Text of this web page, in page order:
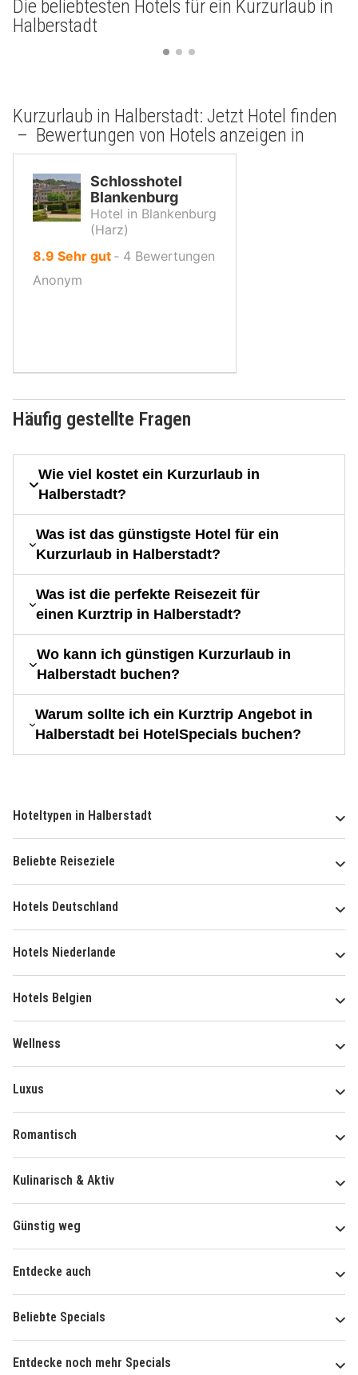
Die beliebtesten Hotels für ein Kurzurlaub in
Halberstadt
Kurzurlaub in Halberstadt: Jetzt Hotel finden
– Bewertungen von Hotels anzeigen in
Schlosshotel
Blankenburg
Hotel in Blankenburg
(Harz)
8.9 von
Sehr gut ‐ 4 Bewertungen
Anonym
Häufig gestellte Fragen
Wie viel kostet ein Kurzurlaub in
Halberstadt?
Was ist das günstigste Hotel für ein
Kurzurlaub in Halberstadt?
Was ist die perfekte Reisezeit für
einen Kurztrip in Halberstadt?
Wo kann ich günstigen Kurzurlaub in
Halberstadt buchen?
Warum sollte ich ein Kurztrip Angebot in
Halberstadt bei HotelSpecials buchen?
Hoteltypen in Halberstadt
Beliebte Reiseziele
Hotels Deutschland
Hotels Niederlande
Hotels Belgien
Wellness
Luxus
Romantisch
Kulinarisch & Aktiv
Günstig weg
Entdecke auch
Beliebte Specials
Entdecke noch mehr Specials